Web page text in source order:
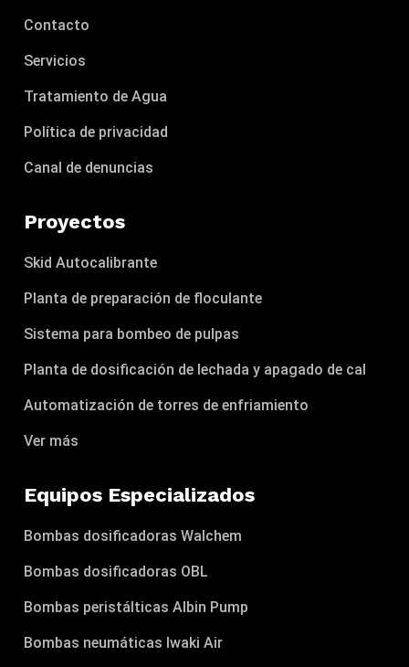
Contacto
Servicios
Tratamiento de Agua
Política de privacidad
Canal de denuncias
Proyectos
Skid Autocalibrante
Planta de preparación de floculante
Sistema para bombeo de pulpas
Planta de dosificación de lechada y apagado de cal
Automatización de torres de enfriamiento
Ver más
Equipos Especializados
Bombas dosificadoras Walchem
Bombas dosificadoras OBL
Bombas peristálticas Albin Pump
Bombas neumáticas Iwaki Air